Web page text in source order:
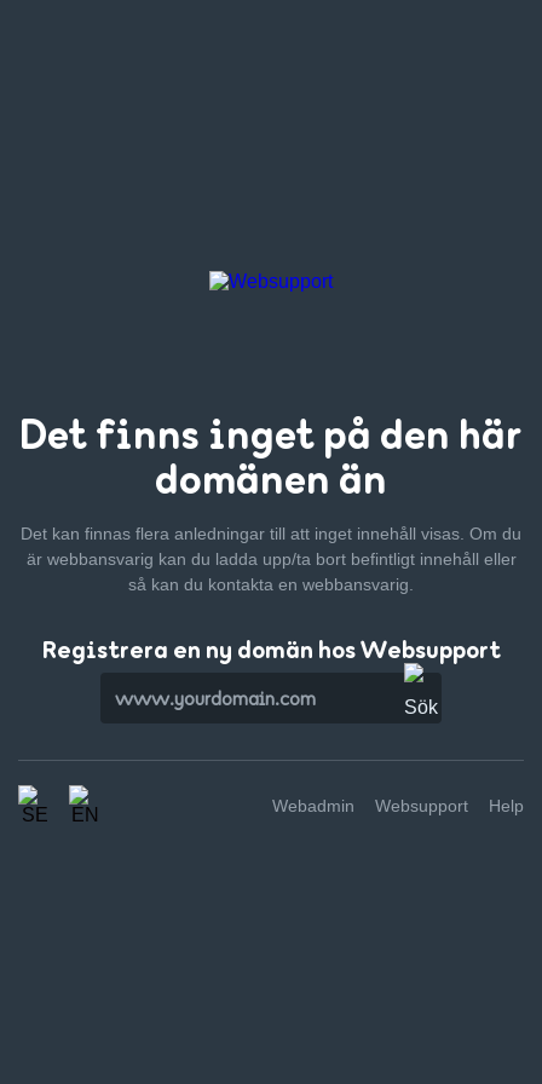
Det finns inget på den här
domänen än
Det kan finnas flera anledningar till att inget innehåll visas. Om du
är webbansvarig kan du ladda upp/ta bort befintligt innehåll eller
så kan du kontakta en webbansvarig.
Registrera en ny domän hos Websupport
Webadmin Websupport Help